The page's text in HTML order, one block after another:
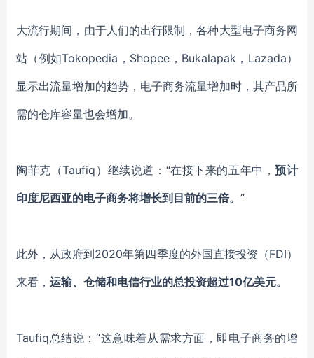
大流行期间，由于人们的出行限制，各种大型电子商务网
站（例如Tokopedia，Shopee，Bukalapak，Lazada）
显示出流量增加的趋势， 电子商务流量增加时， 其产品所
需的仓库容量也会增加。
陶菲克（Taufiq）继续说道 ： “在接下来的五年中，预计
印度尼西亚的电子商务将增长到目前的三倍。 ”
此外，从政府到2020年第四季度的外国直接投资（FDI）
来看， 运输、 仓储和电信行业的总投资超过10亿美元。
Taufiq总结说：“这意味着从需求方面，即电子商务的增